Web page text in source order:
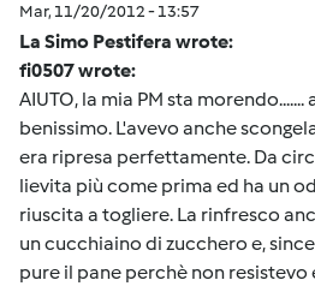
Mar, 11/20/2012 - 13:57
La Simo Pestifera wrote:
fi0507 wrote:
AIUTO, la mia PM sta
benissimo. L'avevo anche
era ripresa perfettamente. Da
lievita più come prima ed ha un
riuscita a togliere. La rinfresco
un cucchiaino di zucchero e,
pure il pane perchè non resistevo